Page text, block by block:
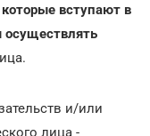
вступают в
осуществлять
и/или
лица -